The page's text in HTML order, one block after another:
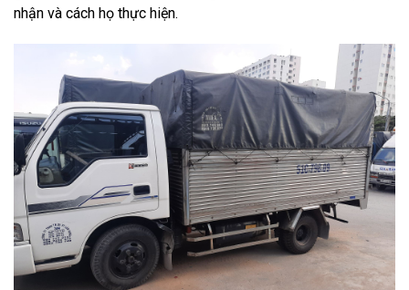
nhận và cách họ thực hiện.